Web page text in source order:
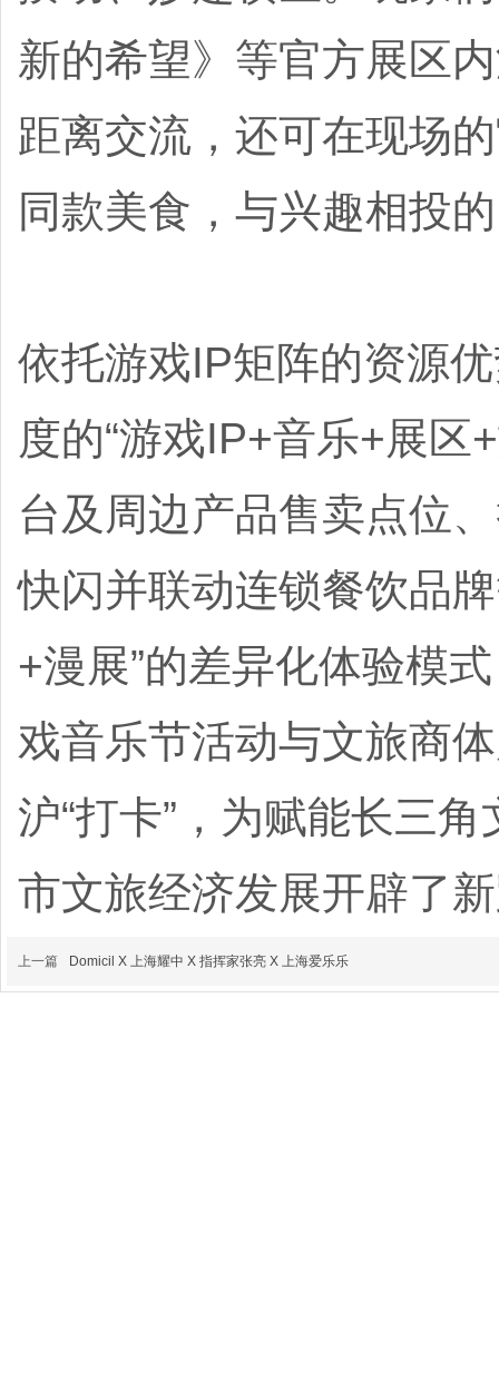
新的希望》等官方展区
距离交流，还可在现场
同款美食，与兴趣相投
依托游戏IP矩阵的资源
度的“游戏IP+音乐+展区
台及周边产品售卖点位
快闪并联动连锁餐饮品
+漫展”的差异化体验模
戏音乐节活动与文旅商
沪“打卡”，为赋能长三
市文旅经济发展开辟了
上一篇 Domicil X 上海耀中 X 指挥家张亮 X 上海爱乐乐